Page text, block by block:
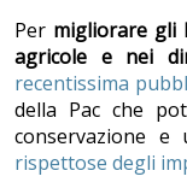
Per migliorare gli
agricole e nei
recentissima
della Pac che
conservazione
rispettose degli